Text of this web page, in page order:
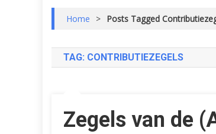
Home > Posts Tagged
TAG: CONTRIBUTIEZEGELS
Zegels van de